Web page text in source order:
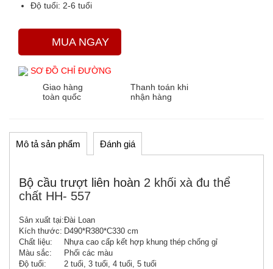
Độ tuổi: 2-6 tuổi
MUA NGAY
SƠ ĐỒ CHỈ ĐƯỜNG
Giao hàng
toàn quốc
Thanh toán khi
nhận hàng
Mô tả sản phẩm Đánh giá
Bộ cầu trượt liên hoàn 2 khối xà đu thể
chất HH- 557
Sản xuất tại:Đài Loan
Kích thước: D490*R380*C330 cm
Chất liệu:
Nhựa cao cấp kết hợp khung thép chống gỉ
Màu sắc:
Phối các màu
Độ tuổi:
2 tuổi, 3 tuổi, 4 tuổi, 5 tuổi